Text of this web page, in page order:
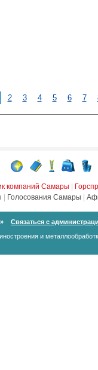
2 3 4 5 6 7
компаний Самары
Голосования Самары
Связаться с
и